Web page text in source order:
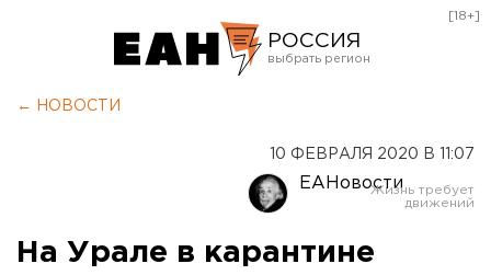
РОССИЯ
Оренбург
[18+]
← НОВОСТИ
10 ФЕВРАЛЯ 2020 В 11:07
ЕАНовости
На Урале в карантине